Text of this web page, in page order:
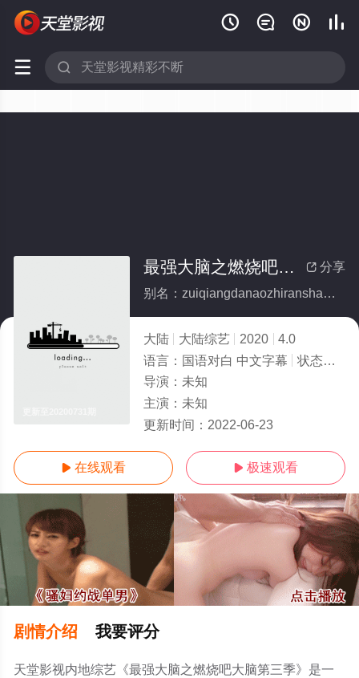
   
 
 分享
最强大脑之燃烧吧大脑第三季
别名：zuiqiangdanaozhiranshaobadanaodisanji
大陆 大陆综艺 2020
4.0
语言： 国语对白 中文字幕 状态：
导演： 未知
主演： 未知
更新时间： 2022-06-23
 在线观看  极速观看
剧情介绍 我要评分
天堂影视内地综艺《最强大脑之燃烧吧大脑第三季》是一